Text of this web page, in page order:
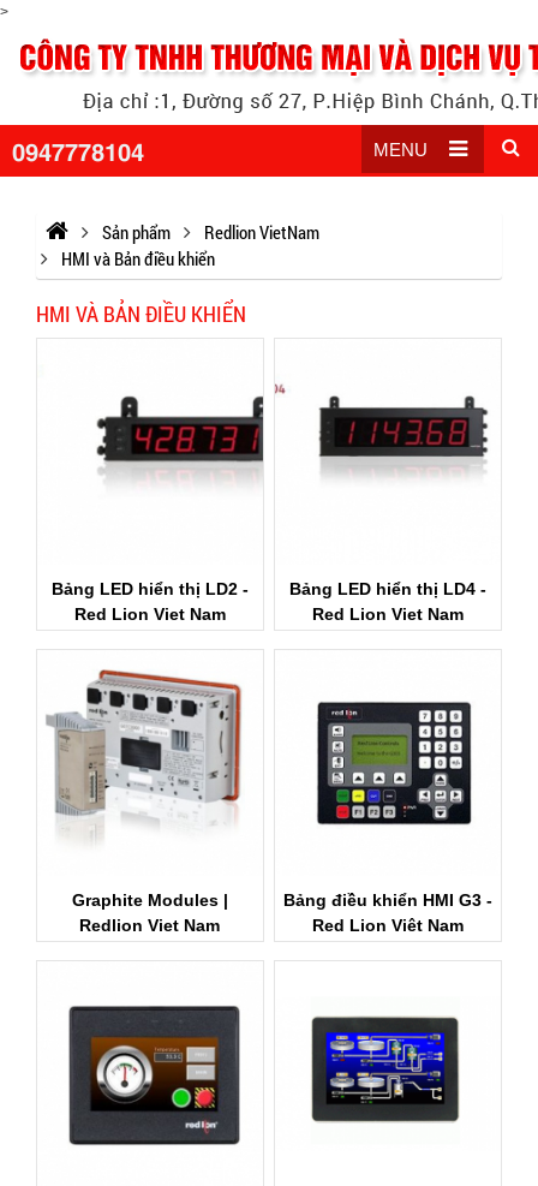
>
0947778104 MENU
Sản phẩm
Redlion VietNam
HMI và Bản điều khiển
HMI VÀ BẢN ĐIỀU KHIỂN
Bảng LED hiển thị LD2 -
Red Lion Viet Nam
Bảng LED hiển thị LD4 -
Red Lion Viet Nam
Graphite Modules |
Redlion Viet Nam
Bảng điều khiển HMI G3 -
Red Lion Viêt Nam